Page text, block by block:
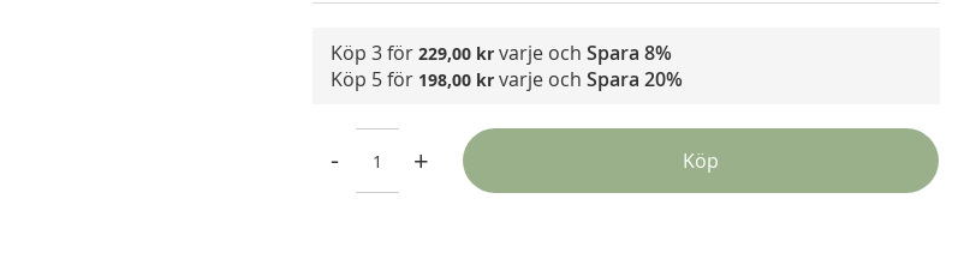
Köp 3 för229,00 kr varje ochSpara8%
Köp 5 för 198,00 kr varje ochSpara20%
- + Köp